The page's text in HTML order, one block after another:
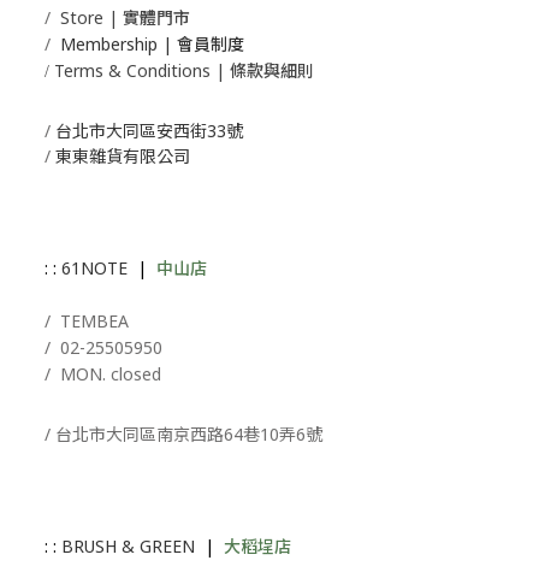
/ Store | 實體門市
/ Membership | 會員制度
/ Terms & Conditions | 條款與細則
/ 台北市大同區安西街33號
/ 東東雜貨有限公司
: : 61NOTE | 中山店
/ TEMBEA
/ 02-25505950
/ MON. closed
/ 台北市大同區南京西路64巷10弄6號
: : BRUSH & GREEN | 大稻埕店